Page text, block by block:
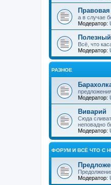
а в случае
Модератор:
Всё, что
Модератор:
РАЗНОЕ
Модератор:
Виварий
Сюда
неповадно
Модератор:
ФОРУМ И ВСЁ ЧТО С
Модератор: